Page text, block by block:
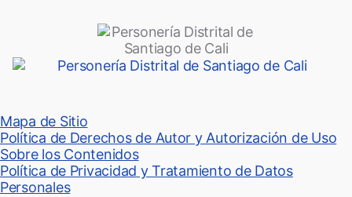
Mapa de Sitio
Política de Derechos de Autor y Autorización de Uso
Sobre los Contenidos
Política de Privacidad y Tratamiento de Datos
Personales